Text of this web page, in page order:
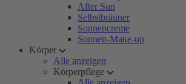
After Sun
Selbstbräuner
Sonnencreme
Sonnen-Make-up
Körper
Alle anzeigen
Körperpflege